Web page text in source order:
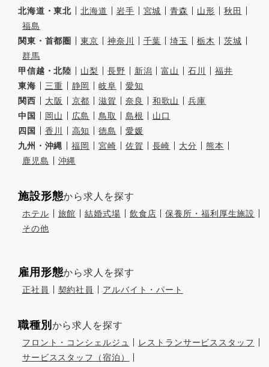
北海道・東北 北海道 岩手 宮城 青森 山形
秋田
福島
関東・首都圏
東京 神奈川 千葉 埼玉 栃木
茨城
群馬
甲信越・北陸
山梨 長野 新潟 富山 石川
福井
東海
三重 静岡 岐阜
愛知
関西
大阪 京都 滋賀 奈良 和歌山
兵庫
中国
岡山 広島 鳥取 島根
山口
四国
香川 高知 徳島
愛媛
九州・沖縄
福岡 宮崎 佐賀 長崎 大分
熊本
鹿児島
沖縄
施設形態から求人を探す
ホテル 旅館 結婚式場 飲食店
保養所・福利厚生施設
その他
雇用形態から求人を探す
正社員 契約社員 アルバイト・パート
職種別 から求人を探す
フロント・コンシェルジュ
レストランサービススタッフ
サービススタッフ（宿泊）